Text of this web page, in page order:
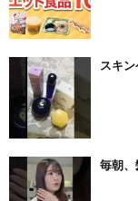
スキン
毎朝